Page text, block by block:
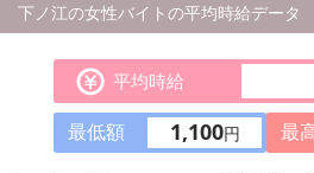
下ノ江の女性バイトの平均時給データ
平均時給
最低額 1,100円 最